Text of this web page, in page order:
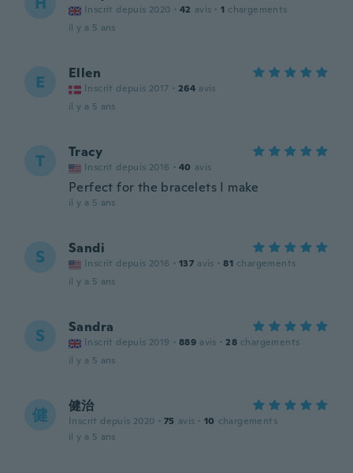
Inscrit depuis 2020 · 42 avis · 1 chargements
il y a 5 ans
E Ellen
Inscrit depuis 2017 · 264 avis
il y a 5 ans
T Tracy
Inscrit depuis 2016 · 40 avis
Perfect for the bracelets I make
il y a 5 ans
S Sandi
Inscrit depuis 2016 · 137 avis · 81 chargements
il y a 5 ans
S Sandra
Inscrit depuis 2019 · 889 avis · 28 chargements
il y a 5 ans
健 健治
Inscrit depuis 2020 · 75 avis · 10 chargements
il y a 5 ans